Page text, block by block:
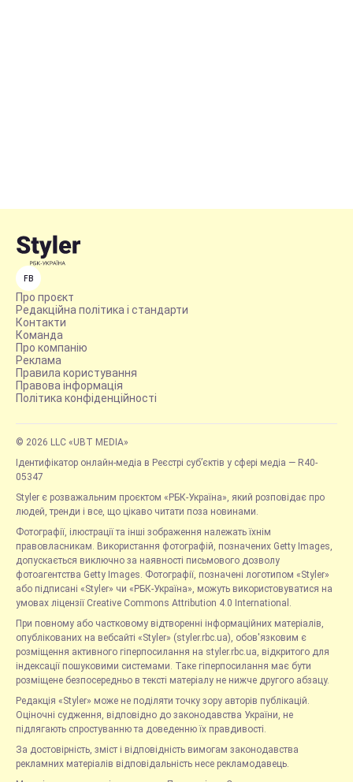
FB
Про проєкт
Редакційна політика і стандарти
Контакти
Команда
Про компанію
Реклама
Правила користування
Правова інформація
Політика конфіденційності
© 2026 LLC «UBT MEDIA»
Ідентифікатор онлайн-медіа в Реєстрі суб’єктів у сфері медіа — R40-
05347
Styler є розважальним проєктом «РБК-Україна», який розповідає про
людей, тренди і все, що цікаво читати поза новинами.
Фотографії, ілюстрації та інші зображення належать їхнім
правовласникам. Використання фотографій, позначених Getty Images,
допускається виключно за наявності письмового дозволу
фотоагентства Getty Images. Фотографії, позначені логотипом «Styler»
або підписані «Styler» чи «РБК-Україна», можуть використовуватися на
умовах ліцензії Creative Commons Attribution 4.0 International.
При повному або частковому відтворенні інформаційних матеріалів,
опублікованих на вебсайті «Styler» (styler.rbc.ua), обов'язковим є
розміщення активного гіперпосилання на styler.rbc.ua, відкритого для
індексації пошуковими системами. Таке гіперпосилання має бути
розміщене безпосередньо в тексті матеріалу не нижче другого абзацу.
Редакція «Styler» може не поділяти точку зору авторів публікацій.
Оціночні судження, відповідно до законодавства України, не
підлягають спростуванню та доведенню їх правдивості.
За достовірність, зміст і відповідність вимогам законодавства
рекламних матеріалів відповідальність несе рекламодавець.